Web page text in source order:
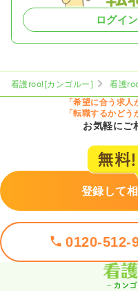
ログイ
看護roo![カンゴルー] 看護
「希望に合う求人
「転職するかど
お気軽にご
登録して
0120-512-